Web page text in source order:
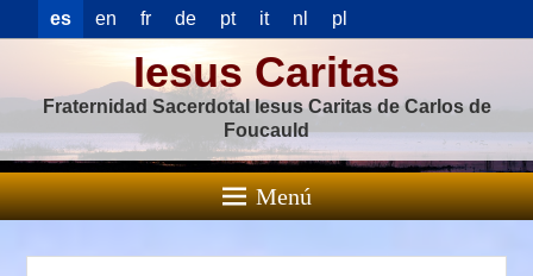
es en fr de pt it nl pl
Iesus Caritas
Fraternidad Sacerdotal Iesus Caritas de Carlos de
Foucauld
Menú